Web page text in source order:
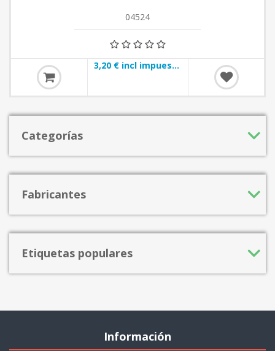
04524
3,20 € incl impuestos
Categorías
Fabricantes
Etiquetas populares
Información